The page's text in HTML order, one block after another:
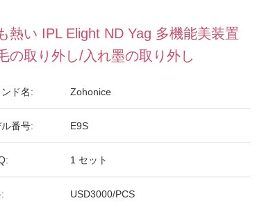
熱い IPL Elight ND Yag 多機能美装置
の取り外し/入れ墨の取り外し
ド名: Zohonice
番号: E9S
1 セット
USD3000/PCS